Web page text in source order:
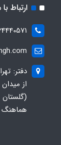
ارتباط با
دفتر:
از
(گلستان